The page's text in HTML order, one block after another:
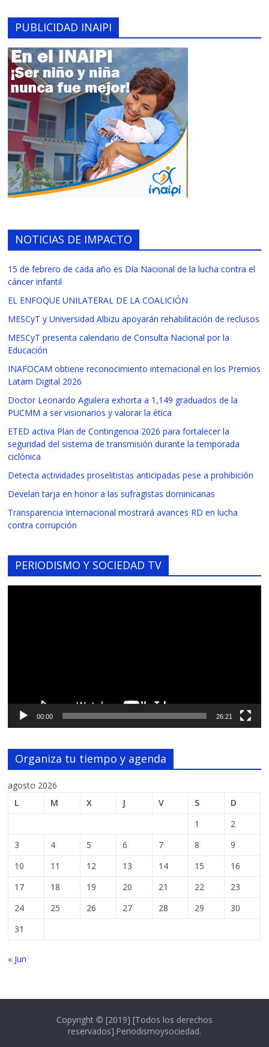
PUBLICIDAD INAIPI
NOTICIAS DE IMPACTO
15 de febrero de cada año es Día Nacional de la lucha contra el
cáncer infantil
EL ENFOQUE UNILATERAL DE LA COALICIÓN
MESCyT y Universidad Albizu apoyarán rehabilitación de reclusos
MESCyT presenta calendario de Consulta Nacional por la
Educación
INAFOCAM obtiene reconocimiento internacional en los Premios
Latam Digital 2026
Doctor Leonardo Aguilera exhorta a 1,149 graduados de la
PUCMM a ser visionarios y valorar la ética
ETED activa Plan de Contingencia 2026 para fortalecer la
seguridad del sistema de transmisión durante la temporada
ciclónica
Detecta actividades proselitistas anticipadas pese a prohibición
Develan tarja en honor a las sufragistas dominicanas
Transparencia Internacional mostrará avances RD en lucha
contra corrupción
PERIODISMO Y SOCIEDAD TV
00:00 26:21
Organiza tu tiempo y agenda
agosto 2026
L
M X J V S
D
1
2
3
4 5 6 7 8
9
10
11 12 13 14 15
16
17
18 19 20 21 22
23
24
25 26 27 28 29
30
31
« Jun
Copyright © [2019] [Todos los derechos
reservados].Periodismoysociedad.